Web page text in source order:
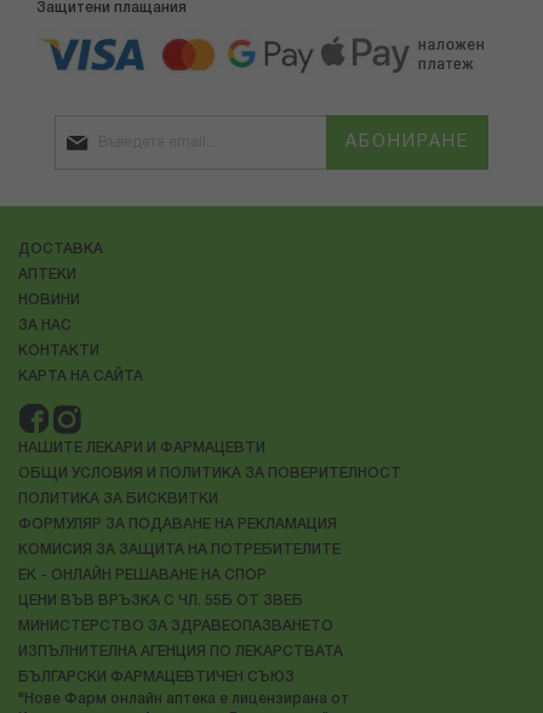
Защитени плащания
АБОНИРАНЕ
ДОСТАВКА
АПТЕКИ
НОВИНИ
ЗА НАС
КОНТАКТИ
КАРТА НА САЙТА
НАШИТЕ ЛЕКАРИ И ФАРМАЦЕВТИ
ОБЩИ УСЛОВИЯ И ПОЛИТИКА ЗА ПОВЕРИТЕЛНОСТ
ПОЛИТИКА ЗА БИСКВИТКИ
ФОРМУЛЯР ЗА ПОДАВАНЕ НА РЕКЛАМАЦИЯ
КОМИСИЯ ЗА ЗАЩИТА НА ПОТРЕБИТЕЛИТЕ
ЕК - ОНЛАЙН РЕШАВАНЕ НА СПОР
ЦЕНИ ВЪВ ВРЪЗКА С ЧЛ. 55Б ОТ ЗВЕБ
МИНИСТЕРСТВО ЗА ЗДРАВЕОПАЗВАНЕТО
ИЗПЪЛНИТЕЛНА АГЕНЦИЯ ПО ЛЕКАРСТВАТА
БЪЛГАРСКИ ФАРМАЦЕВТИЧЕН СЪЮЗ
"Нове Фарм онлайн аптека е лицензирана от